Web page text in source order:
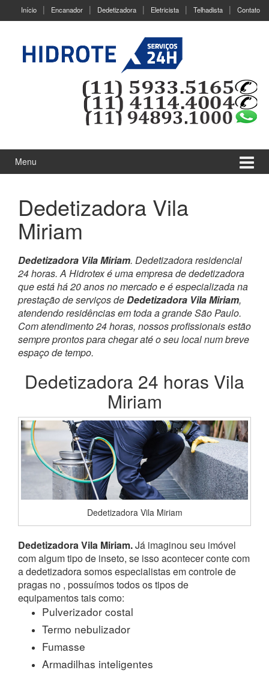
Início Encanador Dedetizadora Eletricista Telhadista Contato
Menu
Dedetizadora Vila
Miriam
Dedetizadora Vila Miriam. Dedetizadora residencial
24 horas. A Hidrotex é uma empresa de dedetizadora
que está há 20 anos no mercado e é especializada na
prestação de serviços deDedetizadora Vila Miriam,
atendendo residências em toda a grande São Paulo.
Com atendimento 24 horas, nossos profissionais estão
sempre prontos para chegar até o seu local num breve
espaço de tempo.
Dedetizadora 24 horas Vila
Miriam
Dedetizadora Vila Miriam
Dedetizadora Vila Miriam.Já imaginou seu imóvel
com algum tipo de inseto, se isso acontecer conte com
a dedetizadora somos especialistas em controle de
pragas no , possuímos todos os tipos de
equipamentos tais como:
Pulverizador costal
Termo nebulizador
Fumasse
Armadilhas inteligentes